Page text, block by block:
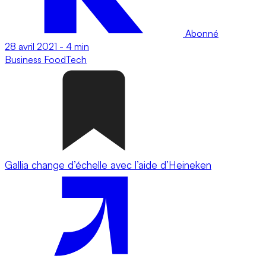
Abonné
28 avril 2021 - 4 min
Business FoodTech
Gallia change d’échelle avec l’aide d’Heineken